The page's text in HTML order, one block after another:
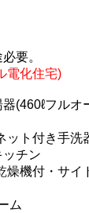
要。
電化住宅)
(460ℓフルオ
ト付き手洗
ッチン
燥機付・サイ
ム